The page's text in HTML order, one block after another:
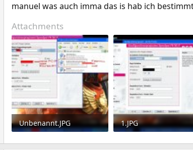
manuel was auch imma das is hab ich
Attachments
Unbenannt.JPG
1.JPG